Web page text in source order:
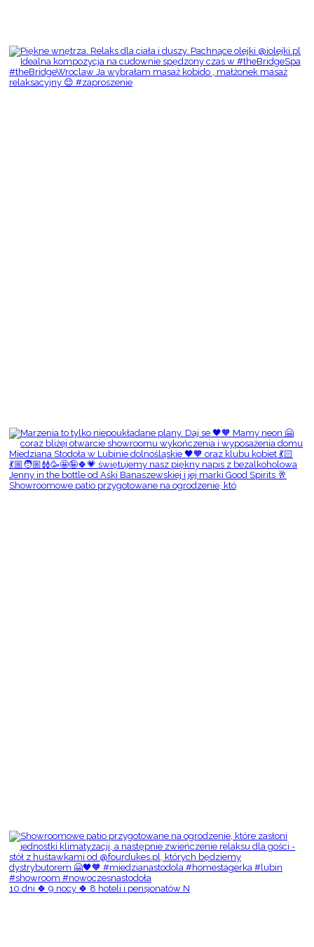
Showroomowe patio przygotowane na ogrodzenie, któ
10 dni 🍀 9 nocy 🍀 8 hoteli i pensjonatów N